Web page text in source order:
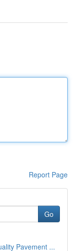
Report Page
Go
Pavement ...